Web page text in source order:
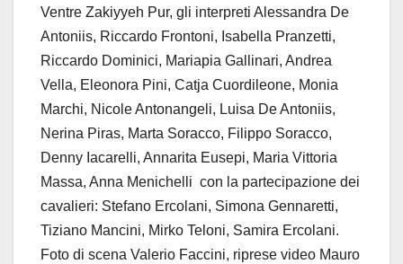
Ventre Zakiyyeh Pur, gli interpreti Alessandra De
Antoniis, Riccardo Frontoni, Isabella Pranzetti,
Riccardo Dominici, Mariapia Gallinari, Andrea
Vella, Eleonora Pini, Catja Cuordileone, Monia
Marchi, Nicole Antonangeli, Luisa De Antoniis,
Nerina Piras, Marta Soracco, Filippo Soracco,
Denny Iacarelli, Annarita Eusepi, Maria Vittoria
Massa, Anna Menichelli con la partecipazione dei
cavalieri: Stefano Ercolani, Simona Gennaretti,
Tiziano Mancini, Mirko Teloni, Samira Ercolani.
Foto di scena Valerio Faccini, riprese video Mauro